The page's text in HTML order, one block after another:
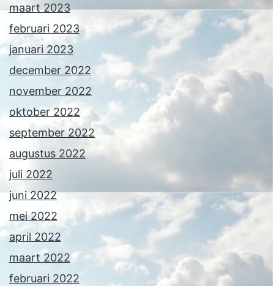
maart 2023
februari 2023
januari 2023
december 2022
november 2022
oktober 2022
september 2022
augustus 2022
juli 2022
juni 2022
mei 2022
april 2022
maart 2022
februari 2022